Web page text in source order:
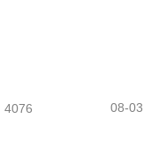
4076 08-03